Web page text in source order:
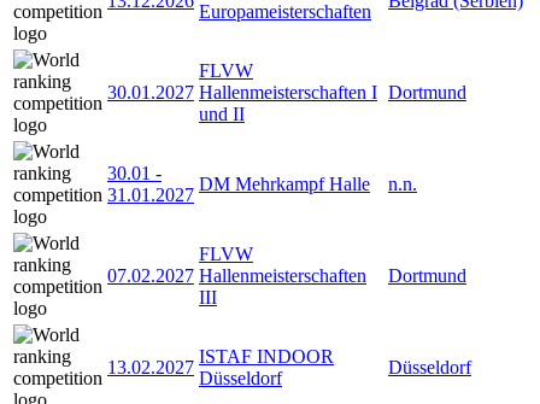
Europameisterschaften
30.01.2027
FLVW
Hallenmeisterschaften I
und II
Dortmund
30.01 -
31.01.2027
DM Mehrkampf Halle n.n.
07.02.2027
FLVW
Hallenmeisterschaften
III
Dortmund
13.02.2027
ISTAF INDOOR
Düsseldorf
Düsseldorf